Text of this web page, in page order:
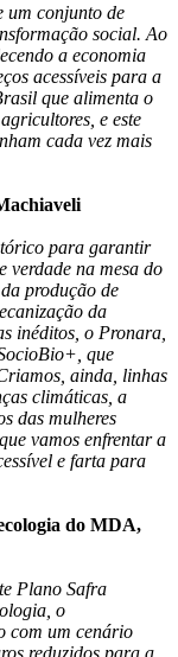
um conjunto de
social. Ao
a economia
acessíveis para a
que alimenta o
e este
cada vez mais
para garantir
verdade na mesa do
produção de
da
inéditos, o Pronara,
que
ainda, linhas
climáticas, a
das mulheres
vamos enfrentar a
e farta para
do MDA,
Plano Safra
o
com um cenário
reduzidos para a